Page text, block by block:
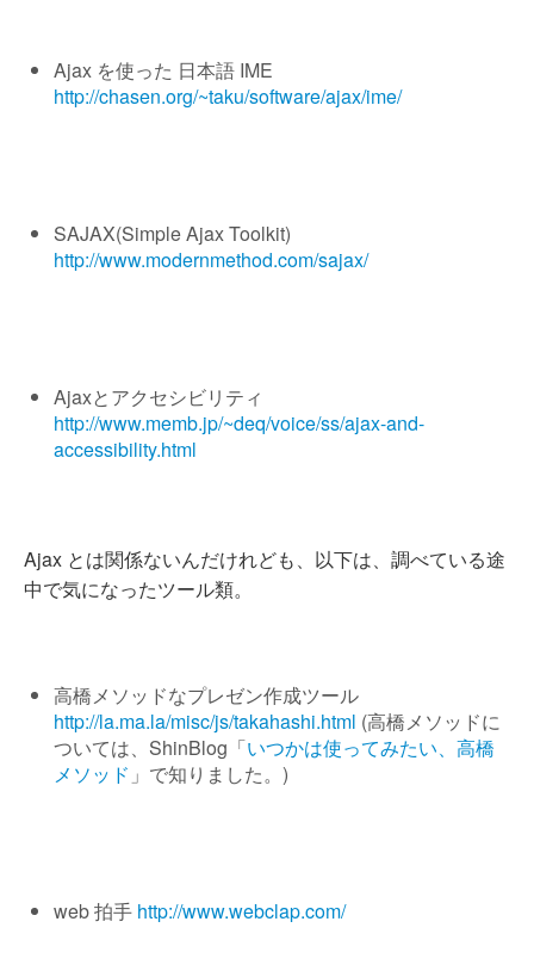
Ajax を使った 日本語 IME
http://chasen.org/~taku/software/ajax/ime/
SAJAX(Simple Ajax Toolkit)
http://www.modernmethod.com/sajax/
Ajaxとアクセシビリティ
http://www.memb.jp/~deq/voice/ss/ajax-and-
accessibility.html
Ajax とは関係ないんだけれども、以下は、調べている途
中で気になったツール類。
高橋メソッドなプレゼン作成ツール
http://la.ma.la/misc/js/takahashi.html (高橋メソッドに
ついては、ShinBlog「いつかは使ってみたい、高橋
メソッド 」で知りました。)
web 拍手 http://www.webclap.com/